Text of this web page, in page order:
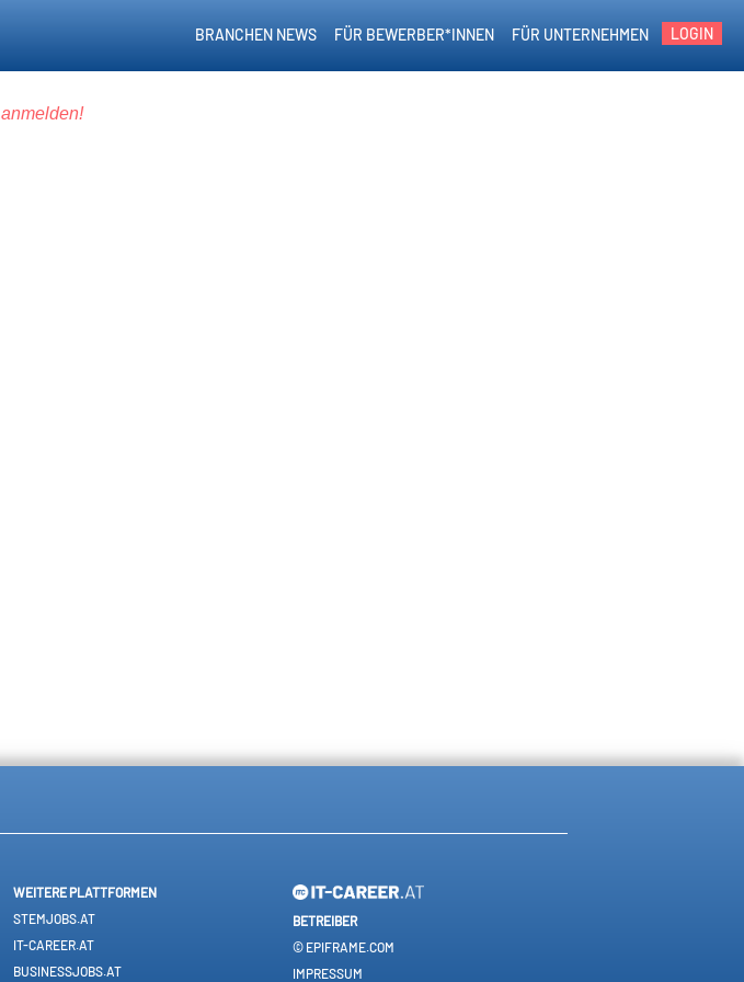
LOGIN
FÜR UNTERNEHMEN
FÜR BEWERBER*INNEN
BRANCHEN NEWS
anmelden!
WEITERE PLATTFORMEN
STEMJOBS.AT
IT-CAREER.AT
BUSINESSJOBS.AT
BETREIBER
© EPIFRAME.COM
IMPRESSUM